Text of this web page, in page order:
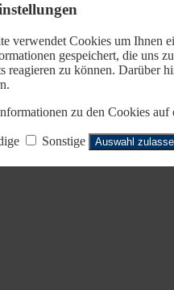
verwendet Cookies um Ihnen
gespeichert, die uns
reagieren zu können. Darüber
zu den Cookies
Sonstige Auswahl